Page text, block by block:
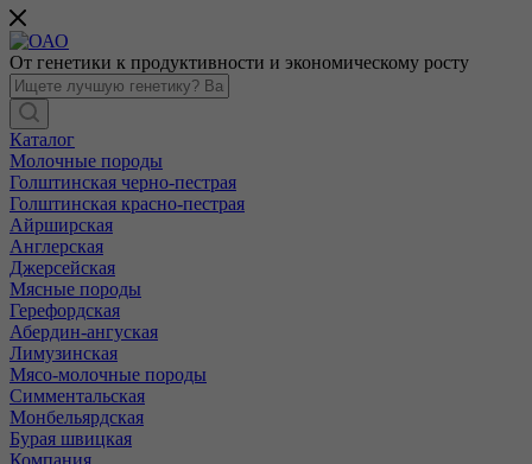
От генетики к продуктивности и экономическому росту
Каталог
Молочные породы
Голштинская черно-пестрая
Голштинская красно-пестрая
Айрширская
Англерская
Джерсейская
Мясные породы
Герефордская
Абердин-ангуская
Лимузинская
Мясо-молочные породы
Симментальская
Монбельярдская
Бурая швицкая
Компания